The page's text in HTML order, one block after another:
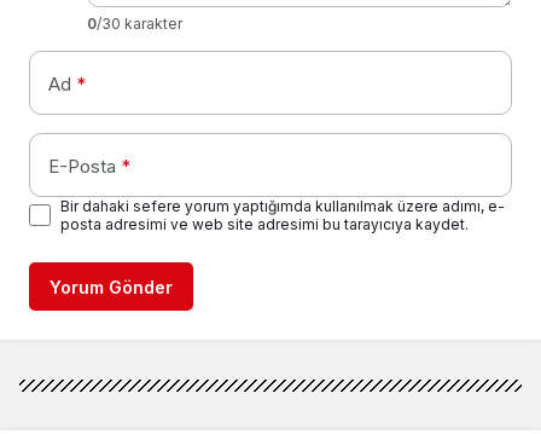
0/30 karakter
Ad *
E-Posta *
Bir dahaki sefere yorum yaptığımda kullanılmak üzere adımı, e-
posta adresimi ve web site adresimi bu tarayıcıya kaydet.
Yorum Gönder